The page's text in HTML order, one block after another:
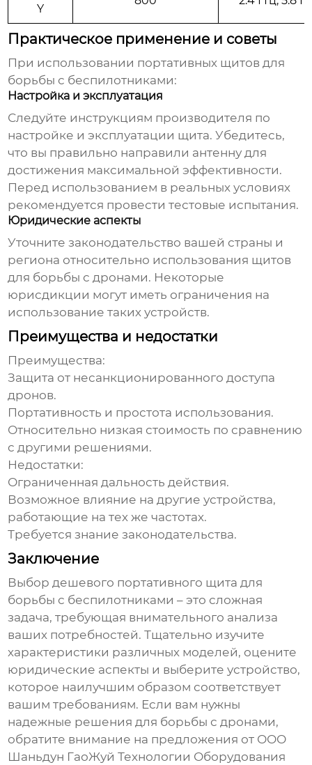
Y
Практическое применение и советы
При использовании портативных щитов для
борьбы с беспилотниками:
Настройка и эксплуатация
Следуйте инструкциям производителя по
настройке и эксплуатации щита. Убедитесь,
что вы правильно направили антенну для
достижения максимальной эффективности.
Перед использованием в реальных условиях
рекомендуется провести тестовые испытания.
Юридические аспекты
Уточните законодательство вашей страны и
региона относительно использования щитов
для борьбы с дронами. Некоторые
юрисдикции могут иметь ограничения на
использование таких устройств.
Преимущества и недостатки
Преимущества:
Защита от несанкционированного доступа
дронов.
Портативность и простота использования.
Относительно низкая стоимость по сравнению
с другими решениями.
Недостатки:
Ограниченная дальность действия.
Возможное влияние на другие устройства,
работающие на тех же частотах.
Требуется знание законодательства.
Заключение
Выбордешевого портативного щита для
борьбы с беспилотниками – это сложная
задача, требующая внимательного анализа
ваших потребностей. Тщательно изучите
характеристики различных моделей, оцените
юридические аспекты и выберите устройство,
которое наилучшим образом соответствует
вашим требованиям. Если вам нужны
надежные решения для борьбы с дронами,
обратите внимание на предложения от ООО
Шаньдун ГаоЖуй Технологии Оборудования